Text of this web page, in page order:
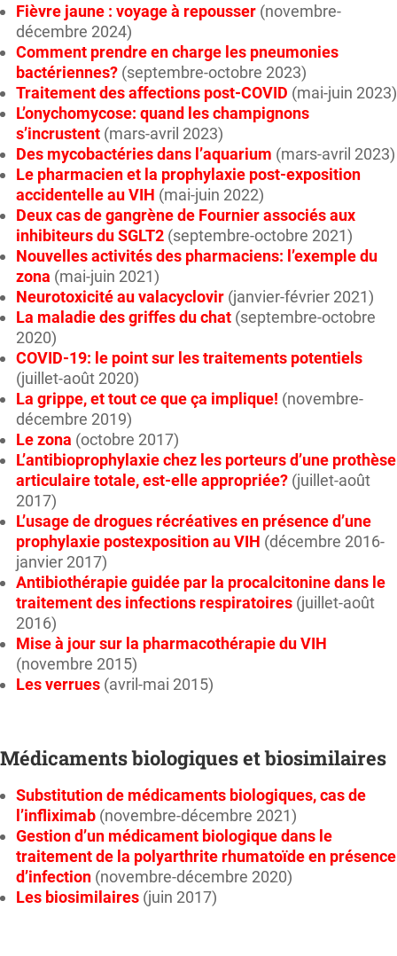
Fièvre jaune : voyage à repousser (novembre-
décembre 2024)
Comment prendre en charge les pneumonies
bactériennes? (septembre-octobre 2023)
Traitement des affections post-COVID (mai-juin 2023)
L’onychomycose: quand les champignons
s’incrustent (mars-avril 2023)
Des mycobactéries dans l’aquarium (mars-avril 2023)
Le pharmacien et la prophylaxie post-exposition
accidentelle au VIH (mai-juin 2022)
Deux cas de gangrène de Fournier associés aux
inhibiteurs du SGLT2 (septembre-octobre 2021)
Nouvelles activités des pharmaciens: l’exemple du
zona (mai-juin 2021)
Neurotoxicité au valacyclovir (janvier-février 2021)
La maladie des griffes du chat (septembre-octobre
2020)
COVID-19: le point sur les traitements potentiels
(juillet-août 2020)
La grippe, et tout ce que ça implique! (novembre-
décembre 2019)
Le zona (octobre 2017)
L’antibioprophylaxie chez les porteurs d’une prothèse
articulaire totale, est-elle appropriée? (juillet-août
2017)
L’usage de drogues récréatives en présence d’une
prophylaxie postexposition au VIH (décembre 2016-
janvier 2017)
Antibiothérapie guidée par la procalcitonine dans le
traitement des infections respiratoires (juillet-août
2016)
Mise à jour sur la pharmacothérapie du VIH
(novembre 2015)
Les verrues (avril-mai 2015)
Médicaments biologiques et biosimilaires
Substitution de médicaments biologiques, cas de
l’infliximab (novembre-décembre 2021)
Gestion d’un médicament biologique dans le
traitement de la polyarthrite rhumatoïde en présence
d’infection (novembre-décembre 2020)
Les biosimilaires (juin 2017)